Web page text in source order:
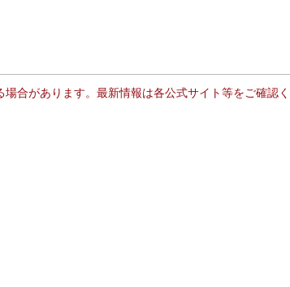
合があります。最新情報は各公式サイト等をご確認